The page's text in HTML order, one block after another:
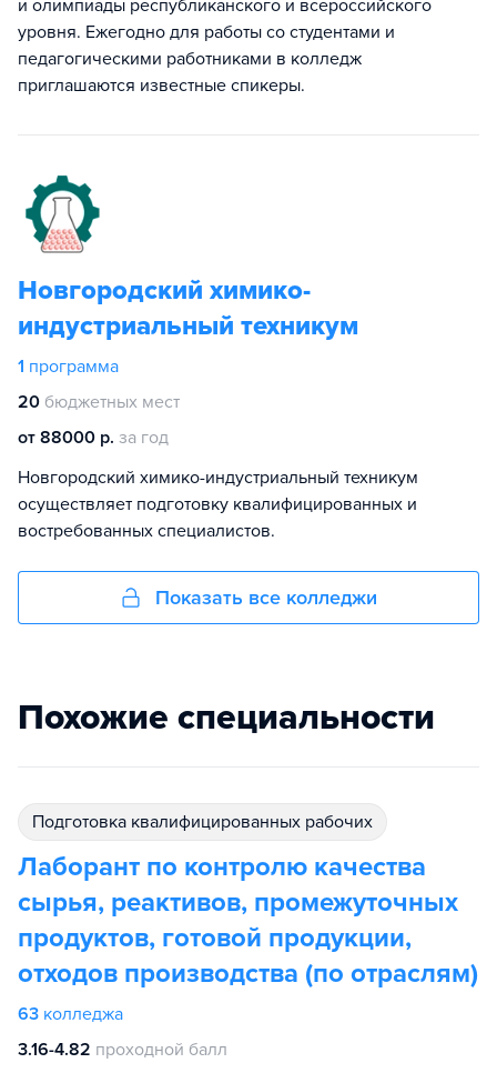
и олимпиады республиканского и всероссийского
уровня. Ежегодно для работы со студентами и
педагогическими работниками в колледж
приглашаются известные спикеры.
Новгородский химико-
индустриальный техникум
1 программа
20 бюджетных мест
от 88000 р. за год
Новгородский химико-индустриальный техникум
осуществляет подготовку квалифицированных и
востребованных специалистов.
Показать все колледжи
Похожие специальности
подготовка квалифицированных рабочих
Лаборант по контролю качества
сырья, реактивов, промежуточных
продуктов, готовой продукции,
отходов производства (по отраслям)
63 колледжа
3.16-4.82 проходной балл